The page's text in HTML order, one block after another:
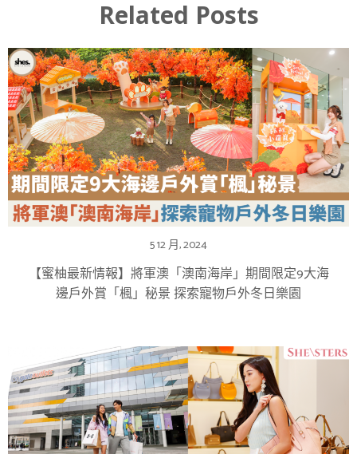
Related Posts
5 12 月, 2024
【蜜柚最新情報】將軍澳「澳南海岸」期間限定9大海
邊戶外賞「楓」秘景 探索寵物戶外冬日樂園